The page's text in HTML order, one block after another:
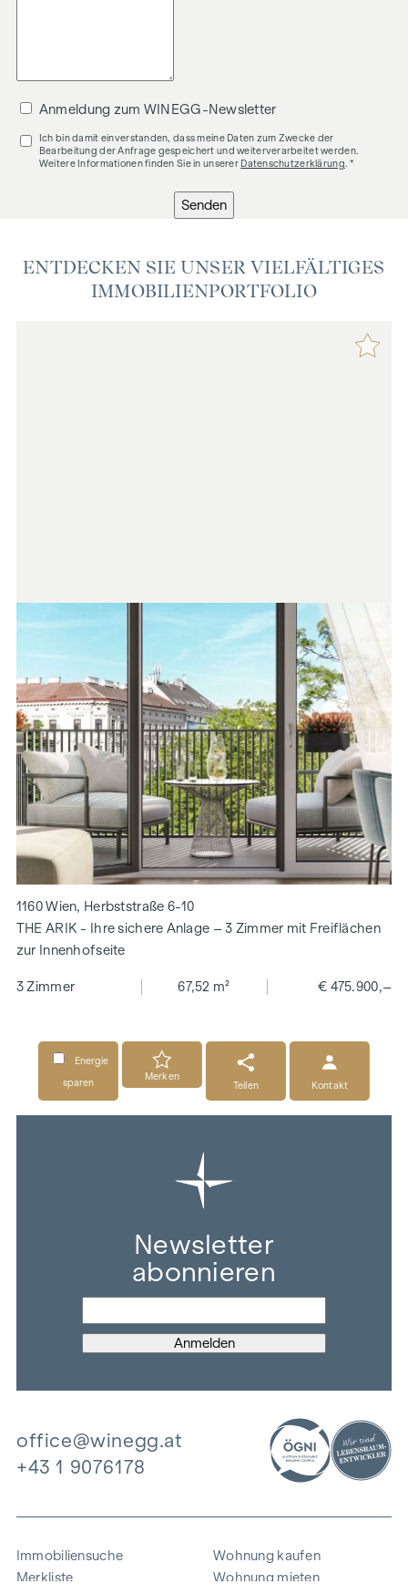
Anmeldung zum WINEGG-Newsletter
Ich bin damit einverstanden, dass meine Daten zum Zwecke der
Bearbeitung der Anfrage gespeichert und weiterverarbeitet werden.
Weitere Informationen finden Sie in unserer Datenschutzerklärung . *
Senden
ENTDECKEN SIE UNSER VIELFÄLTIGES
IMMOBILIENPORTFOLIO
1160 Wien, Herbststraße 6-10
THE ARIK - Ihre sichere Anlage – 3 Zimmer mit Freiflächen
zur Innenhofseite
3 Zimmer 67,52 m² € 475.900,–
Energie
sparen
Merken
Teilen
Kontakt
Newsletter
abonnieren
office@winegg.at
+43 1 9076178
Immobiliensuche
Merkliste
Wohnung kaufen
Wohnung mieten